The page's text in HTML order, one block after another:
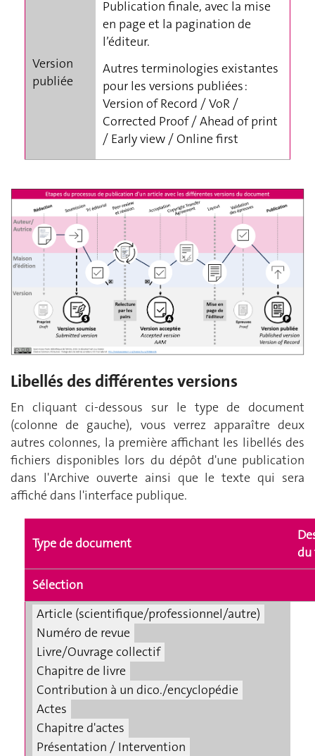
Version
publiée
Publication finale, avec la mise
en page et la pagination de
l’éditeur.
Autres terminologies existantes
pour les versions publiées :
Version of Record / VoR /
Corrected Proof / Ahead of print
/ Early view / Online first
Libellés des différentes versions
En cliquant ci-dessous sur le type de document
(colonne de gauche), vous verrez apparaître deux
autres colonnes, la première affichant les libellés des
fichiers disponibles lors du dépôt d'une publication
dans l'Archive ouverte ainsi que le texte qui sera
affiché dans l'interface publique.
Type de document
du
Sélection
Article (scientifique/professionnel/autre)
Numéro de revue
Livre/Ouvrage collectif
Chapitre de livre
Contribution à un dico./encyclopédie
Actes
Chapitre d'actes
Présentation / Intervention